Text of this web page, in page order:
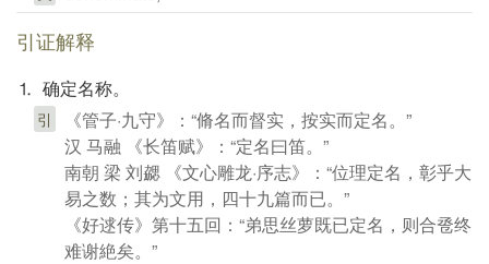
引证解释
⒈ 确定名称。
引
《管子·九守》：“脩名而督实，按实而定名。”
汉 马融 《长笛赋》：“定名曰笛。”
南朝 梁 刘勰 《文心雕龙·序志》：“位理定名，彰乎大
易之数；其为文用，四十九篇而已。”
《好逑传》第十五回：“弟思丝萝既已定名，则合卺终
难谢絶矣。”